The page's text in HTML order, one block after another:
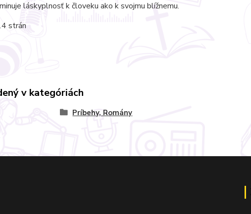
láskyplnosť k človeku ako k svojmu blížnemu.
strán
v kategóriách
Príbehy, Romány